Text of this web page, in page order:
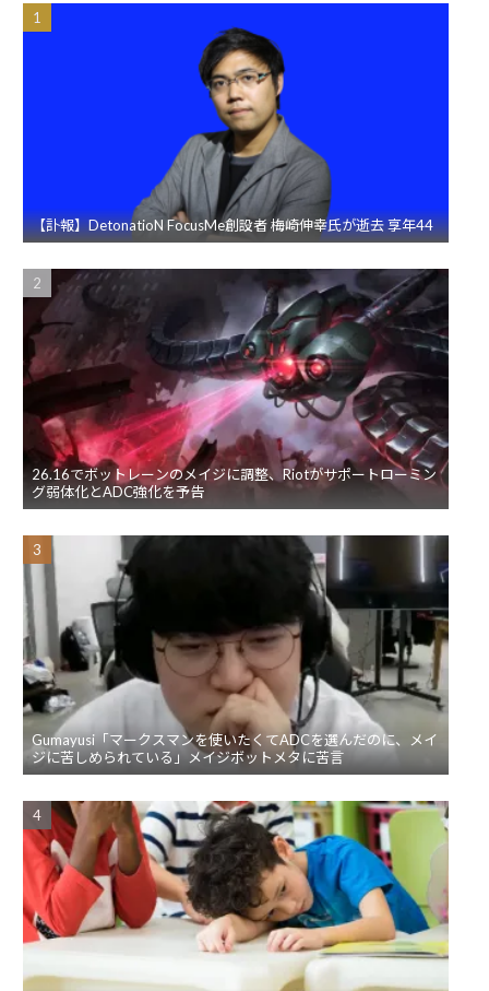
【訃報】DetonatioN FocusMe創設者 梅崎伸幸氏が逝去 享年44
26.16でボットレーンのメイジに調整、Riotがサポートローミン
グ弱体化とADC強化を予告
Gumayusi「マークスマンを使いたくてADCを選んだのに、メイ
ジに苦しめられている」メイジボットメタに苦言